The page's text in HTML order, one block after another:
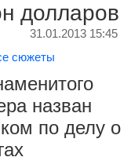
долларов
31.01.2013 15:45
сюжеты
назван
по делу о